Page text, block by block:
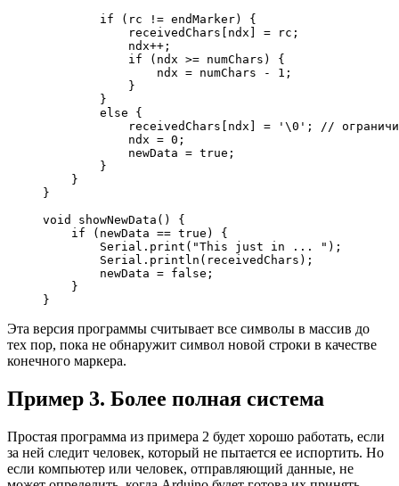
if
( rc ! = endMarker)
{
            receivedChars
ndx = rc ;
            ndx
++ ;
if
( ndx >= numChars )
{
                ndx
= numChars - 1 ;
}
}
else
{
            receivedChars
ndx = ' \0 ' ;
//
            ndx
= 0 ;
            newData
= true ;
}
}
}
void
showNewData ( )
{
if
( newData == true )
{
        Serial.
print ( "This just in ... " ) ;
        Serial.
println ( receivedChars ) ;
        newData
= false ;
}
}
Эта версия программы считывает все символы в массив до
тех пор, пока не обнаружит символ новой строки в качестве
конечного маркера.
Пример 3. Более полная система
Простая программа из примера 2 будет хорошо работать, если
за ней следит человек, который не пытается ее испортить. Но
если компьютер или человек, отправляющий данные, не